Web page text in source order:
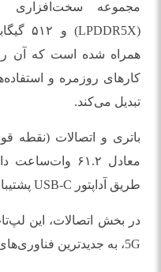
همراه شده است که آن را
کارهای روزمره و
تبدیل می‌کند.
باتری و اتصالات (نقطه
طریق آداپتور USB-C پشتیبانی می‌کند.
در بخش اتصالات، این
5G، به جدیدترین فناوری‌های ارتباطی مجهز شده است: